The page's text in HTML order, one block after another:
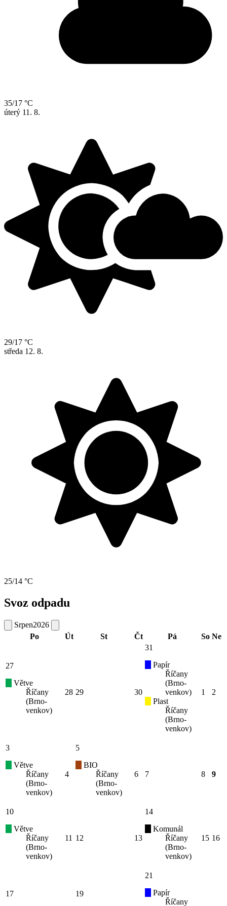
35/17 °C
úterý 11. 8.
29/17 °C
středa 12. 8.
25/14 °C
Svoz odpadu
Srpen2026
Po
Út St Čt Pá So Ne
27
Větve
Říčany
(Brno-
venkov)
28 29 30
31
Papír
Říčany
(Brno-
venkov)
Plast
Říčany
(Brno-
venkov)
1 2
3
Větve
Říčany
(Brno-
venkov)
4
5
BIO
Říčany
(Brno-
venkov)
6 7 8 9
10
Větve
Říčany
(Brno-
venkov)
11 12 13
14
Komunál
Říčany
(Brno-
venkov)
15 16
17
19
21
Papír
Říčany